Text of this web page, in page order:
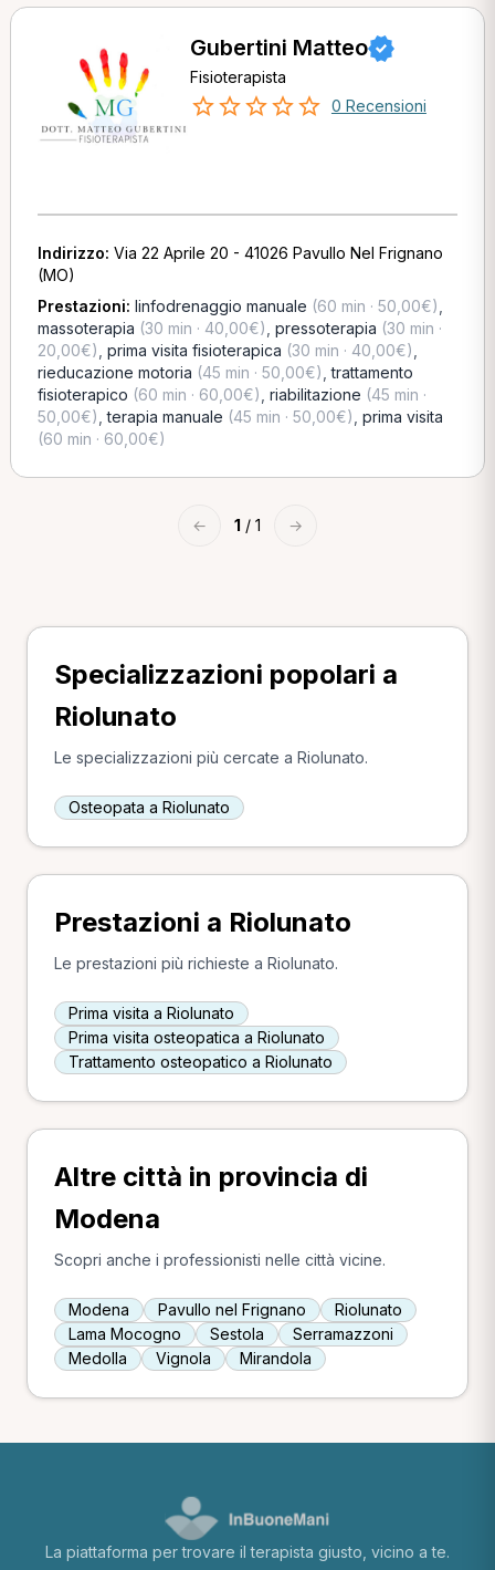
Gubertini Matteo
Fisioterapista
0 Recensioni
Indirizzo: Via 22 Aprile 20 - 41026 Pavullo Nel Frignano
(MO)
Prestazioni: linfodrenaggio manuale (60 min · 50,00€)
massoterapia (30 min · 40,00€) pressoterapia (30 min ·
20,00€) prima visita fisioterapica (30 min · 40,00€)
rieducazione motoria (45 min · 50,00€) ,trattamento
fisioterapico (60 min · 60,00€) riabilitazione (45 min ·
50,00€) ,terapia manuale (45 min · 50,00€) prima visita
(60 min · 60,00€)
← 1 / 1 →
Specializzazioni popolari a
Riolunato
Le specializzazioni più cercate a Riolunato.
Osteopata a Riolunato
Prestazioni a Riolunato
Le prestazioni più richieste a Riolunato.
Prima visita a Riolunato
Prima visita osteopatica a Riolunato
Trattamento osteopatico a Riolunato
Altre città in provincia di
Modena
Scopri anche i professionisti nelle città vicine.
Modena Pavullo nel Frignano
Riolunato
Lama Mocogno
Sestola
Serramazzoni
Medolla
Vignola Mirandola
La piattaforma per trovare il terapista giusto, vicino a te.